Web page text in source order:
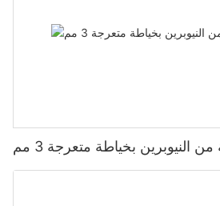
النيوبرين بخياطة متعرجة 3 مم